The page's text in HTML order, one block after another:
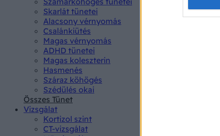
Skarlát tünetei
Alacsony vérnyomás
Csalánkiütés
Magas vérnyomás
ADHD tünetei
Magas koleszterin
Hasmenés
Száraz köhögés
Szédülés okai
Összes Tünet
Vizsgálat
Kortizol szint
CT-vizsgálat